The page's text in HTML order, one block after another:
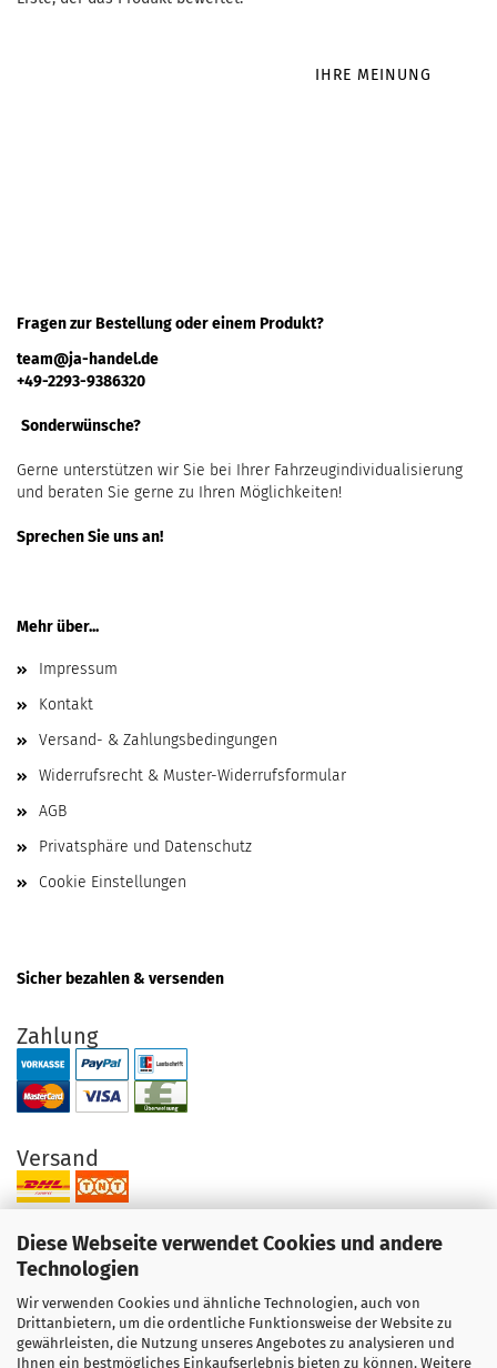
Diese Webseite verwendet Cookies und andere
Technologien
Wir verwenden Cookies und ähnliche Technologien, auch von
Drittanbietern, um die ordentliche Funktionsweise der Website zu
gewährleisten, die Nutzung unseres Angebotes zu analysieren und
Ihnen ein bestmögliches Einkaufserlebnis bieten zu können. Weitere
IHRE MEINUNG
Fragen zur Bestellung oder einem Produkt?
team@ja-handel.de
+49-2293-9386320
Sonderwünsche?
Gerne unterstützen wir Sie bei Ihrer Fahrzeugindividualisierung
und beraten Sie gerne zu Ihren Möglichkeiten!
Sprechen Sie uns an!
Mehr über...
Impressum
Kontakt
Versand- & Zahlungsbedingungen
Widerrufsrecht & Muster-Widerrufsformular
AGB
Privatsphäre und Datenschutz
Cookie Einstellungen
Sicher bezahlen & versenden
Zahlung
Versand
Ihre Vorteile bei uns
Original Produkte direkt vom Hersteller